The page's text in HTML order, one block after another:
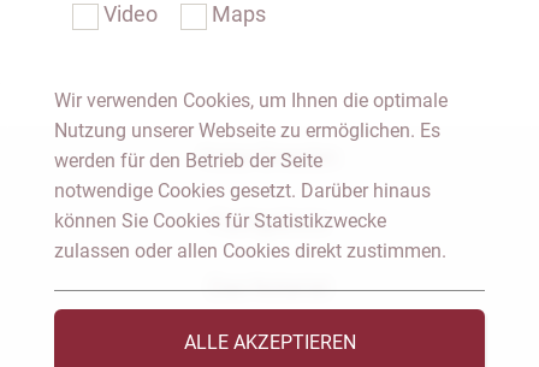
Notar Dresden
Fachgebiete
Das Notariat
Vorträge & Veröffentlichungen
Video Maps
Wir verwenden Cookies, um Ihnen die optimale
Nutzung unserer Webseite zu ermöglichen. Es
werden für den Betrieb der Seite
notwendige Cookies gesetzt. Darüber hinaus
können Sie Cookies für Statistikzwecke
zulassen oder allen Cookies direkt zustimmen.
ALLE AKZEPTIEREN